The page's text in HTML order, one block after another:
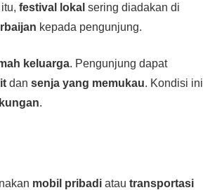
itu,festival lokal sering diadakan di
kepada pengunjung.
keluarga. Pengunjung dapat
dansenja yang memukau. Kondisi ini
.
mobil pribadi atautransportasi